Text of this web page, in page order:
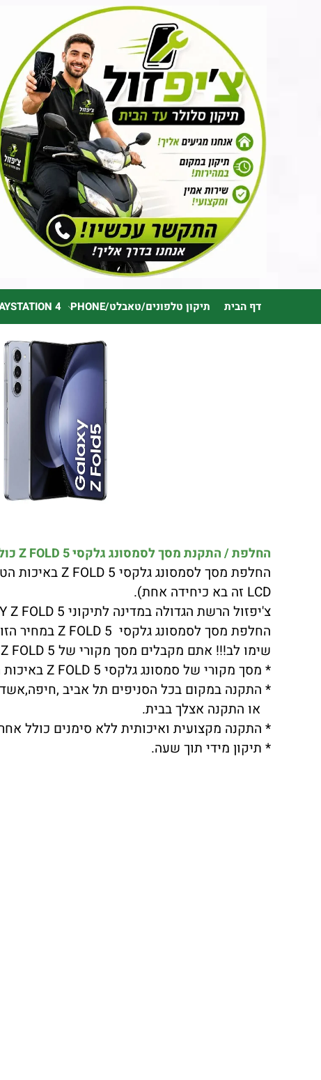
דף הבית תיקון טלפונים/טאבלט/PHONE 4
החלפת / התקנת מסך לסמסונג גלקסי Z FOLD 5 כולל התקנה במקום מסך מקורי !!!
LCD זה בא כיחידה אחת).
צ'יפזול הרשת הגדולה במדינה לתיקוני SAMSUNG GALAXY Z FOLD 5 יצאה במבצע לחודש הקרוב
החלפת מסך לסמסונג גלקסי Z FOLD 5 במחיר הזול במדינה בדוק!!!
שימו לב!!! אתם מקבלים מסך מקורי של SAMSUNG GALAXY Z FOLD 5 אל תתפתו לחיקויים (שהטא'צ עובד באיכות נמוכה או שרמת בהירות המסך נמוכה).
* מסך מקורי של סמסונג גלקסי Z FOLD 5 באיכות הגבוהה ביותר.
* התקנה במקום בכל הסניפים תל אביב
או התקנה אצלך בבית.
* התקנה מקצועית ואיכותית ללא סימנים כולל
* תיקון מידי תוך שעה.